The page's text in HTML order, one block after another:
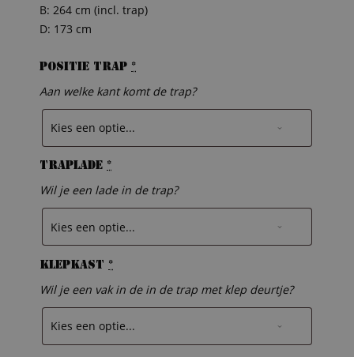
B: 264 cm (incl. trap)
D: 173 cm
positie Trap *
Aan welke kant komt de trap?
Traplade *
Wil je een lade in de trap?
Klepkast *
Wil je een vak in de in de trap met klep deurtje?